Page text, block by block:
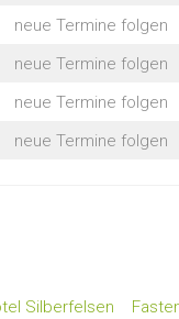
neue Termine folgen
neue Termine folgen
neue Termine folgen
neue Termine folgen
Silberfelsen